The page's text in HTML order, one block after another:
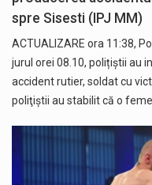
spre Sisesti (IPJ MM)
ACTUALIZARE ora 11:38,
jurul orei 08.10, polițiștii au
accident rutier, soldat cu
poliţiştii au stabilit că o